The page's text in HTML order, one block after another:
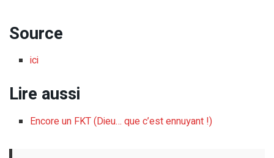
Source
ici
Lire aussi
Encore un FKT (Dieu… que c’est ennuyant !)